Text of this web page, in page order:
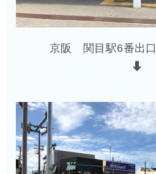
京阪 関目駅6番出